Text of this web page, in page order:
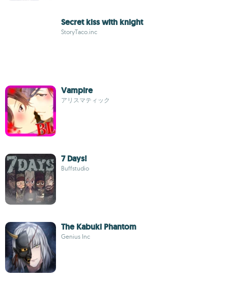
Secret kiss with knight
StoryTaco.inc
Vampire
アリスマティック
7 Days!
Buffstudio
The Kabuki Phantom
Genius Inc